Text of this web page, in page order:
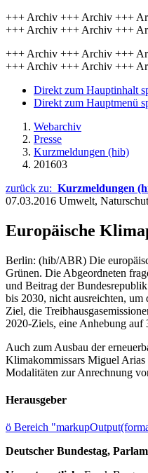
+++ Archiv +++ Archiv +++
+++ Archiv +++ Archiv +++
+++ Archiv +++ Archiv +++
+++ Archiv +++ Archiv +++
Direkt zum Hauptinhalt
Direkt zum Hauptmenü
Webarchiv
Presse
Kurzmeldungen (hib)
201603
zurück zu: Kurzmeldungen
07.03.2016 Umwelt,
Europäische
Berlin: (hib/ABR) Die
Grünen. Die Abgeordneten
und Beitrag der
bis 2030, nicht ausreichten,
Ziel, die
2020-Ziels, eine Anhebung auf
Auch zum Ausbau der
Klimakommissars Miguel Arias
Modalitäten zur Anrechnung
Herausgeber
ö Bereich
Deutscher Bundestag,